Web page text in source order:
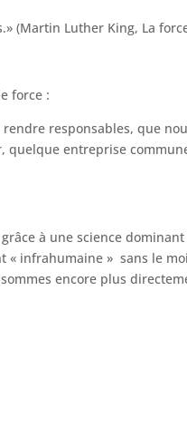
(Martin Luther King, La
force :
responsables, que
entreprise
à une science
« infrahumaine » sans le
encore plus